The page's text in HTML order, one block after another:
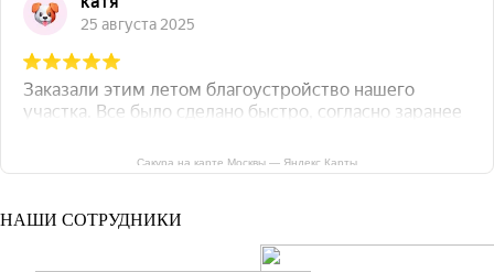
Сакура на карте Москвы — Яндекс Карты
НАШИ СОТРУДНИКИ